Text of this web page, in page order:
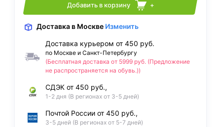
Добавить в корзину +
Доставка в Москве Изменить
Доставка курьером от 450 руб.
по Москве и Санкт-Петербургу
(Бесплатная доставка от 5999 руб. (Предложение
не распространяется на обувь.))
СДЭК от 450 руб.,
1-2 дня (В регионах от 3-5 дней)
Почтой России от 450 руб.,
3-5 дней (В регионах от 5-7 дней)